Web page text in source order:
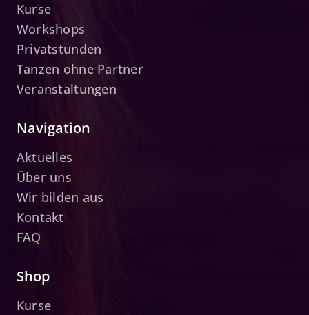
Kurse
Workshops
Privatstunden
Tanzen ohne Partner
Veranstaltungen
Navigation
Aktuelles
Über uns
Wir bilden aus
Kontakt
FAQ
Shop
Kurse